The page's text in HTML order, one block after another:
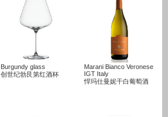
Burgundy glass
创世纪勃艮第红酒杯
Marani Bianco Veronese
IGT Italy
悍玛仕曼妮干白葡萄酒